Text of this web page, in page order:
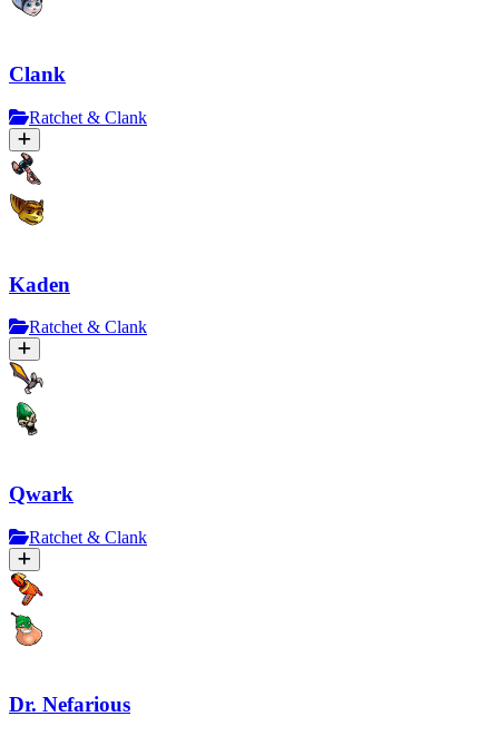
Clank
Ratchet & Clank
Kaden
Ratchet & Clank
Qwark
Ratchet & Clank
Dr. Nefarious